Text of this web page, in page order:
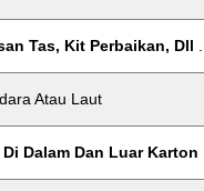
Tas, Kit Perbaikan, Dll
Atau Laut
Dalam Dan Luar Karton